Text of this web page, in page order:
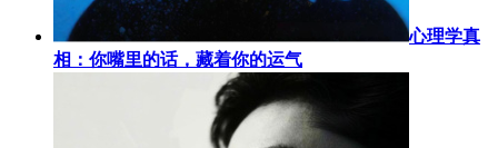
心理学真
相：你嘴里的话，藏着你的运气